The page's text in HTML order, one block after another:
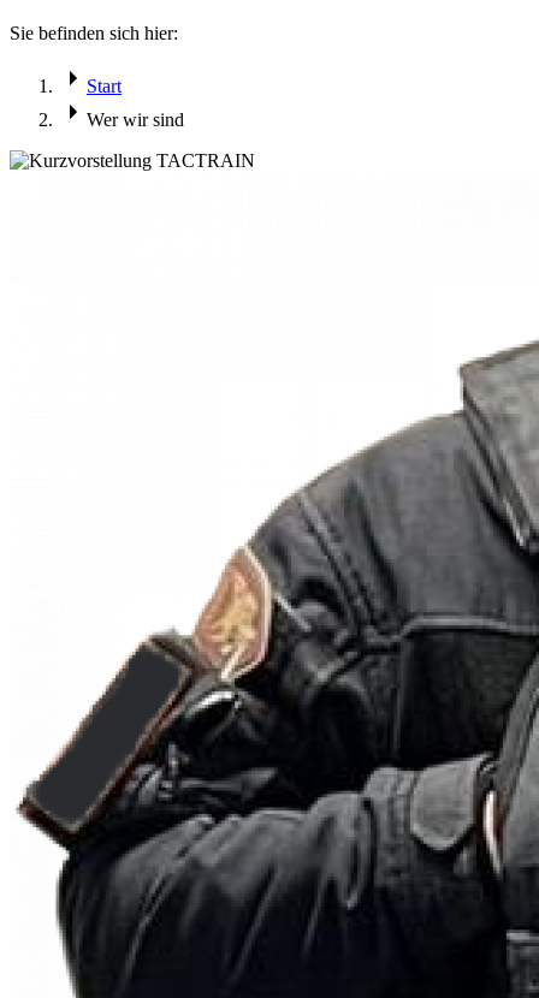
Sie befinden sich hier:
Start
Wer wir sind